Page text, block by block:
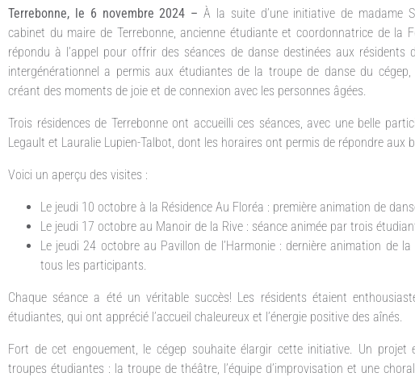
Terrebonne, le 6 novembre 2024 –À la suite d’une initiative de madame
cabinet du maire de Terrebonne, ancienne étudiante et coordonnatrice de la
répondu à l’appel pour offrir des séances de danse destinées aux
intergénérationnel a permis aux étudiantes de la troupe de danse du
créant des moments de joie et de connexion avec les personnes âgées.
Trois résidences de Terrebonne ont accueilli ces séances, avec une belle
Legault et Lauralie Lupien-Talbot, dont les horaires ont permis de répondre aux
Voici un aperçu des visites :
Le jeudi 10 octobre à la Résidence Au Floréa : première animation de
Le jeudi 17 octobre au Manoir de la Rive : séance animée par trois
Le jeudi 24 octobre au Pavillon de l’Harmonie : dernière animation de
tous les participants.
Chaque séance a été un véritable succès! Les résidents étaient
étudiantes, qui ont apprécié l’accueil chaleureux et l’énergie positive des aînés.
Fort de cet engouement, le cégep souhaite élargir cette initiative. Un
troupes étudiantes : la troupe de théâtre, l’équipe d’improvisation et une